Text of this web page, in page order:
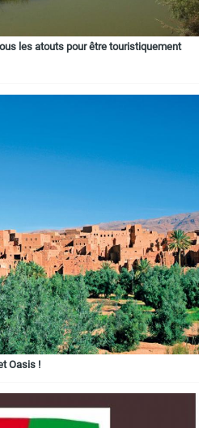
les atouts pour être touristiquement
Oasis !